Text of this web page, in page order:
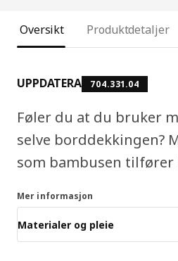
Oversikt Produktdetaljer
UPPDATERA 704.331.04
Føler du at du bruker
selve borddekkingen?
som bambusen
Mer informasjon
Materialer og pleie